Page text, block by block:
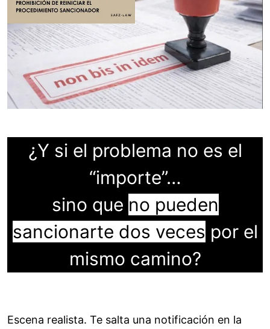
¿Y si el problema no es el
“importe”…
sino que no pueden
sancionarte dos veces por el
mismo camino?
Escena realista. Te salta una notificación en la